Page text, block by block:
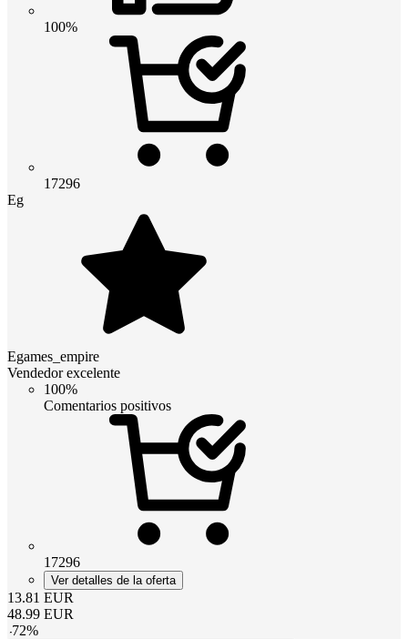
100%
17296
Eg
Egames_empire
Vendedor excelente
100%
Comentarios positivos
17296
Ver detalles de la oferta
13.81 EUR
48.99 EUR
-72%